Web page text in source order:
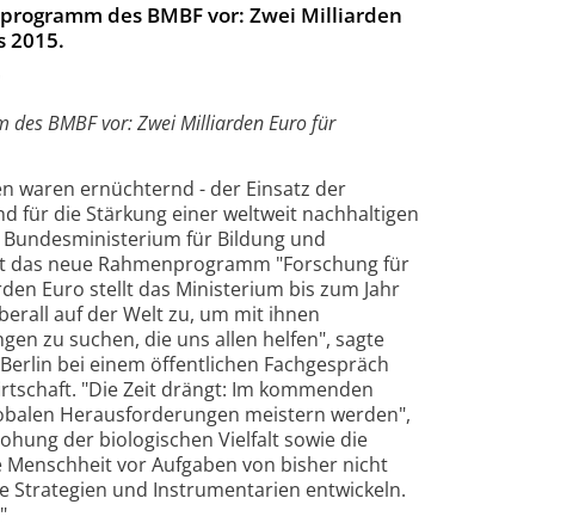
des BMBF vor: Zwei Milliarden
2015.
BMBF vor: Zwei Milliarden Euro für
waren ernüchternd - der Einsatz der
für die Stärkung einer weltweit nachhaltigen
für Bildung und
neue Rahmenprogramm "Forschung für
Euro stellt das Ministerium bis zum Jahr
auf der Welt zu, um mit ihnen
zu suchen, die uns allen helfen", sagte
bei einem öffentlichen Fachgespräch
"Die Zeit drängt: Im kommenden
Herausforderungen meistern werden",
der biologischen Vielfalt sowie die
vor Aufgaben von bisher nicht
Strategien und Instrumentarien entwickeln.